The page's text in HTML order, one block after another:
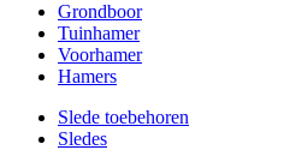
Grondboor
Tuinhamer
Voorhamer
Hamers
Slede toebehoren
Sledes